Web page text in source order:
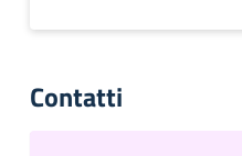
Contatti